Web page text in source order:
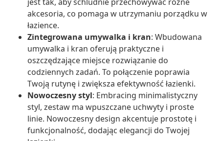
akcesoria, co pomaga w utrzymaniu porządku w
łazience.
Zintegrowana umywalka i kran: Wbudowana
umywalka i kran oferują praktyczne i
oszczędzające miejsce rozwiązanie do
codziennych zadań. To połączenie poprawia
Twoją rutynę i zwiększa efektywność łazienki.
Nowoczesny styl: Embracing minimalistyczny
styl, zestaw ma wpuszczane uchwyty i proste
linie. Nowoczesny design akcentuje prostotę i
funkcjonalność, dodając elegancji do Twojej